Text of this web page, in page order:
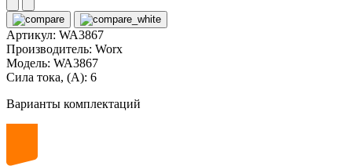
Артикул: WA3867
Производитель: Worx
Модель: WA3867
Сила тока, (А): 6
Варианты комплектаций